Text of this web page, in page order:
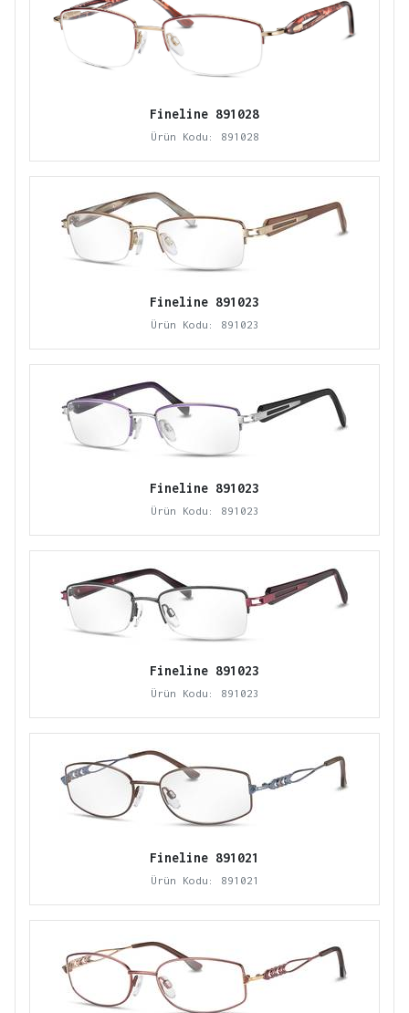
Fineline 891028
Ürün Kodu: 891028
Fineline 891023
Ürün Kodu: 891023
Fineline 891023
Ürün Kodu: 891023
Fineline 891023
Ürün Kodu: 891023
Fineline 891021
Ürün Kodu: 891021